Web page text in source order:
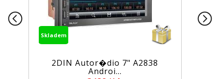
7" A2838
Skladem
Wi-Fi/GSM alarm